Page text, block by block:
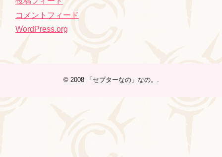
コメントフィード
WordPress.org
© 2008 「セプターなの」なの。 .